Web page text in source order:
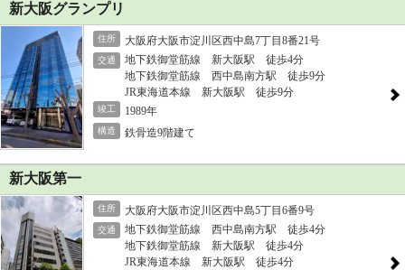
新大阪グランプリ
住所 大阪府大阪市淀川区西中島7丁目8番21号
交通
地下鉄御堂筋線 新大阪駅 徒歩4分
地下鉄御堂筋線 西中島南方駅 徒歩9分
JR東海道本線 新大阪駅 徒歩9分
竣工 1989年
構造 鉄骨造9階建て
新大阪第一
住所 大阪府大阪市淀川区西中島5丁目6番9号
交通
地下鉄御堂筋線 西中島南方駅 徒歩4分
地下鉄御堂筋線 新大阪駅 徒歩4分
JR東海道本線 新大阪駅 徒歩4分